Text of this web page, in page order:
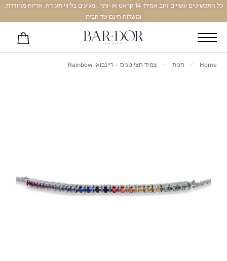
כל התכשיטים עשויים זהב אמיתי 14 קראט או יותר, ומגיעים בליווי תעודה, אריזה מהודרת,
ומשלוח חינם עד הבית
Home חנות צמיד חצי טניס – ריינבואו Rainbow